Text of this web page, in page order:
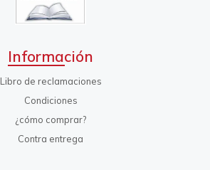
Información
Libro de reclamaciones
Condiciones
¿cómo comprar?
Contra entrega